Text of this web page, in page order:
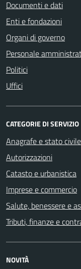
Documenti e dati
Enti e fondazioni
Organi di governo
Personale
Politici
Uffici
CATEGORIE DI SERVIZIO
Anagrafe e stato civile
Autorizzazioni
Catasto e urbanistica
Imprese e commercio
Salute, benessere e
Tributi, finanze e
NOVITÀ